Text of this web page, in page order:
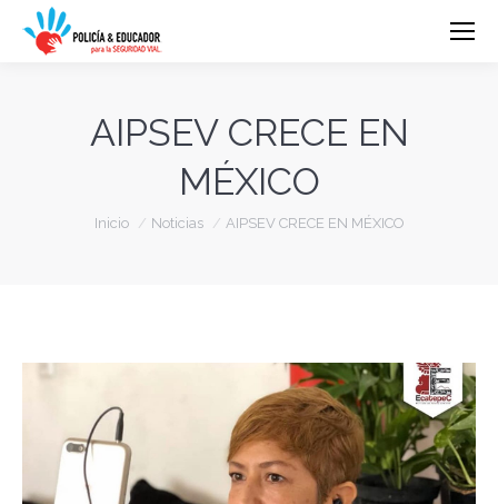
AIPSEV CRECE EN
MÉXICO
Estás aquí:
Inicio Noticias AIPSEV CRECE EN MÉXICO